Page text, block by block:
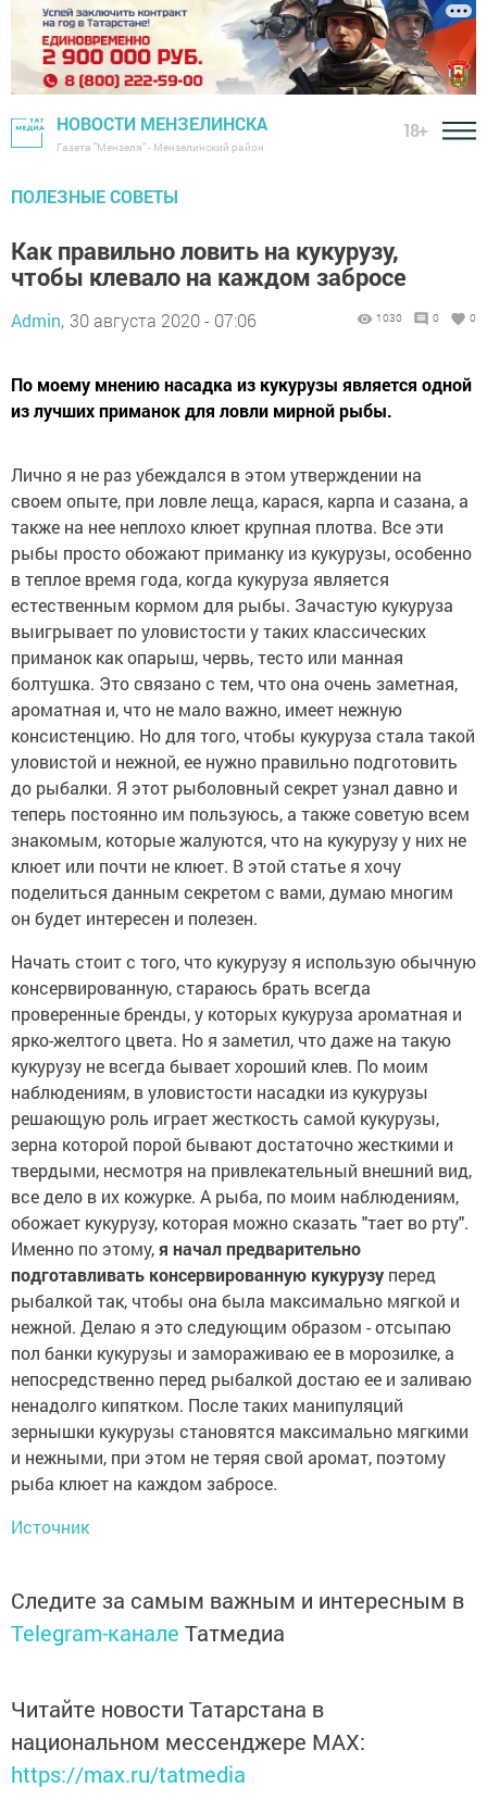
НОВОСТИ МЕНЗЕЛИНСКА
Газета "Мензеля" - Мензелинский район
18+
ПОЛЕЗНЫЕ СОВЕТЫ
Как правильно ловить на кукурузу,
чтобы клевало на каждом забросе
Admin, 30 августа 2020 - 07:06 1030 0 0
По моему мнению насадка из кукурузы является одной
из лучших приманок для ловли мирной рыбы.
Лично я не раз убеждался в этом утверждении на
своем опыте, при ловле леща, карася, карпа и сазана, а
также на нее неплохо клюет крупная плотва. Все эти
рыбы просто обожают приманку из кукурузы, особенно
в теплое время года, когда кукуруза является
естественным кормом для рыбы. Зачастую кукуруза
выигрывает по уловистости у таких классических
приманок как опарыш, червь, тесто или манная
болтушка. Это связано с тем, что она очень заметная,
ароматная и, что не мало важно, имеет нежную
консистенцию. Но для того, чтобы кукуруза стала такой
уловистой и нежной, ее нужно правильно подготовить
до рыбалки. Я этот рыболовный секрет узнал давно и
теперь постоянно им пользуюсь, а также советую всем
знакомым, которые жалуются, что на кукурузу у них не
клюет или почти не клюет. В этой статье я хочу
поделиться данным секретом с вами, думаю многим
он будет интересен и полезен.
Начать стоит с того, что кукурузу я использую обычную
консервированную, стараюсь брать всегда
проверенные бренды, у которых кукуруза ароматная и
ярко-желтого цвета. Но я заметил, что даже на такую
кукурузу не всегда бывает хороший клев. По моим
наблюдениям, в уловистости насадки из кукурузы
решающую роль играет жесткость самой кукурузы,
зерна которой порой бывают достаточно жесткими и
твердыми, несмотря на привлекательный внешний вид,
все дело в их кожурке. А рыба, по моим наблюдениям,
обожает кукурузу, которая можно сказать "тает во рту".
Именно по этому,я начал предварительно
подготавливать консервированную кукурузу перед
рыбалкой так, чтобы она была максимально мягкой и
нежной. Делаю я это следующим образом - отсыпаю
пол банки кукурузы и замораживаю ее в морозилке, а
непосредственно перед рыбалкой достаю ее и заливаю
ненадолго кипятком. После таких манипуляций
зернышки кукурузы становятся максимально мягкими
и нежными, при этом не теряя свой аромат, поэтому
рыба клюет на каждом забросе.
Источник
Следите за самым важным и интересным в
Telegram-канале Татмедиа
Читайте новости Татарстана в
национальном мессенджере MАХ:
https://max.ru/tatmedia